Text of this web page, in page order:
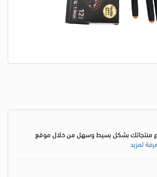
منتجاتك بشكل بسيط وسهل من خلال موقع
لمزيد